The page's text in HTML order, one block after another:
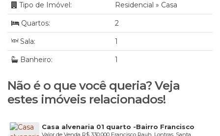
Tipo de Imóvel: Residencial » Casa
Quartos: 2
Sala: 1
Banheiro: 1
Não é o que você queria? Veja
estes imóveis relacionados!
Casa alvenaria 01 quarto -Bairro Francisco
R$ 330.000
Valor de Venda
Francisco Rauh, Lontras, Santa